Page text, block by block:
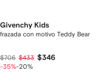
Givenchy Kids
frazada con motivo Teddy Bear
$706 $433 $346
-35%-20%